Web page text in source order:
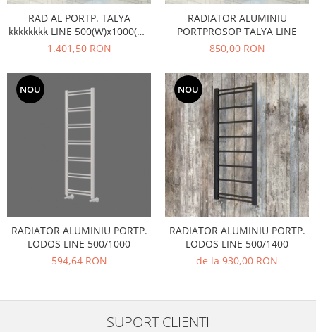
Pere dus
Cadite Dus
Capace WC
Raccorduri Flexibile
Rezervoare-Sifoane-Racorduri
Scurgere-Accesorii
RAD AL PORTP. TALYA
kkkkkkkk LINE 500(W)x1000(H),
8 SECTIUNI 9005-NEGRU-TEX
1.401,50 RON
RADIATOR ALUMINIU
PORTPROSOP TALYA LINE
850,00 RON
NOU
RADIATOR ALUMINIU PORTP.
LODOS LINE 500/1000
594,64 RON
NOU
RADIATOR ALUMINIU PORTP.
LODOS LINE 500/1400
de la 930,00 RON
SUPORT CLIENTI